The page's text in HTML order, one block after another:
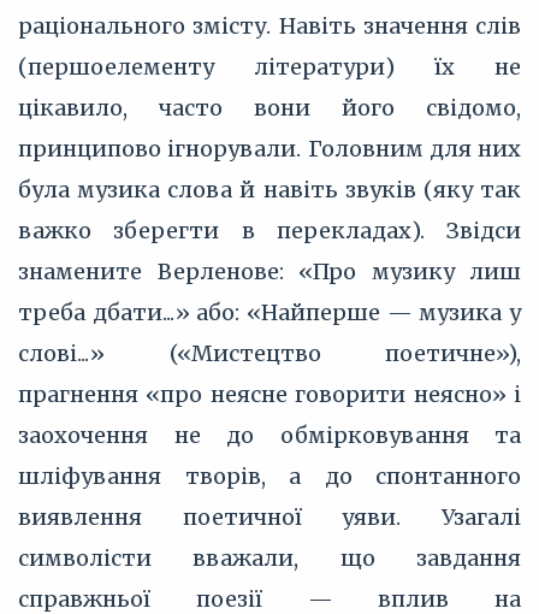
раціонального змісту. Навіть значення слів
(першоелементу літератури) їх не
цікавило, часто вони його свідомо,
принципово ігнорували. Головним для них
була музика слова й навіть звуків (яку так
важко зберегти в перекладах). Звідси
знамените Верленове: «Про музику лиш
треба дбати...» або: «Найперше — музика у
слові...» («Мистецтво поетичне»),
прагнення «про неясне говорити неясно» і
заохочення не до обмірковування та
шліфування творів, а до спонтанного
виявлення поетичної уяви. Узагалі
символісти вважали, що завдання
справжньої поезії — вплив на